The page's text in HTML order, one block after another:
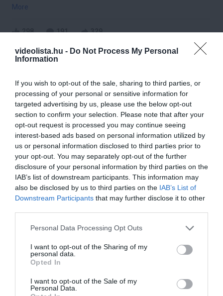
videolista.hu - Do Not Process My Personal
Information
If you wish to opt-out of the sale, sharing to third parties, or
processing of your personal or sensitive information for
targeted advertising by us, please use the below opt-out
section to confirm your selection. Please note that after your
opt-out request is processed you may continue seeing
interest-based ads based on personal information utilized by
us or personal information disclosed to third parties prior to
your opt-out. You may separately opt-out of the further
disclosure of your personal information by third parties on the
IAB’s list of downstream participants. This information may
also be disclosed by us to third parties on the IAB’s List of
Downstream Participants that may further disclose it to other
Please note that this website/app uses one or more Google
not limited to your visit or usage behaviour. You may click to
grant or deny consent to Google and its third-party tags to
use your data for below specified purposes in below Google
consent section.
Personal Data Processing Opt Outs
I want to opt-out of the Sharing of my
personal data.
Opted In
I want to opt-out of the Sale of my
Personal Data.
More
298 191 329
5 Hidden Signs You Have Worms Inside Your
Body
470 50 164